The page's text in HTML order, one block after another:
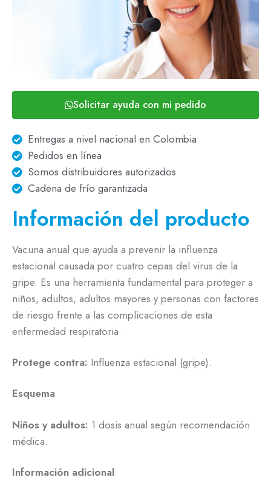
Solicitar ayuda con mi pedido
Entregas a nivel nacional en Colombia
Pedidos en línea
Somos distribuidores autorizados
Cadena de frío garantizada
Información del producto
Vacuna anual que ayuda a prevenir la influenza
estacional causada por cuatro cepas del virus de la
gripe. Es una herramienta fundamental para proteger a
niños, adultos, adultos mayores y personas con factores
de riesgo frente a las complicaciones de esta
enfermedad respiratoria.
Protege contra: Influenza estacional (gripe).
Esquema
Niños y adultos: 1 dosis anual según recomendación
médica.
Información adicional